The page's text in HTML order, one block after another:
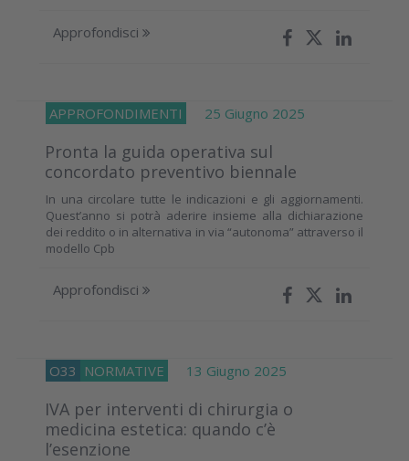
Approfondisci
APPROFONDIMENTI 25 Giugno 2025
Pronta la guida operativa sul
concordato preventivo biennale
In una circolare tutte le indicazioni e gli aggiornamenti.
Quest’anno si potrà aderire insieme alla dichiarazione
dei reddito o in alternativa in via “autonoma” attraverso il
modello Cpb
Approfondisci
O33 NORMATIVE 13 Giugno 2025
IVA per interventi di chirurgia o
medicina estetica: quando c’è
l’esenzione